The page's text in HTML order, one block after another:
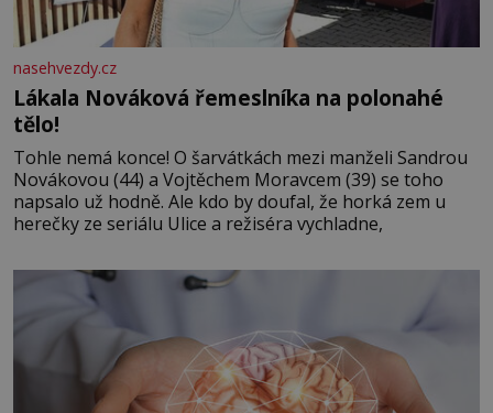
nasehvezdy.cz
Lákala Nováková řemeslníka na polonahé
tělo!
Tohle nemá konce! O šarvátkách mezi manželi Sandrou
Novákovou (44) a Vojtěchem Moravcem (39) se toho
napsalo už hodně. Ale kdo by doufal, že horká zem u
herečky ze seriálu Ulice a režiséra vychladne,